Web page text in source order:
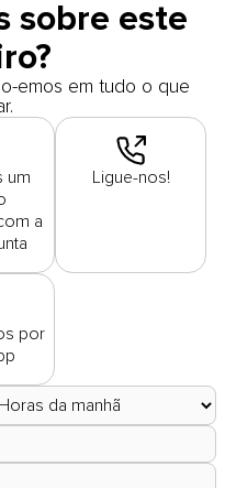
sobre este
emos em tudo o que
um
a
Ligue-nos!
por